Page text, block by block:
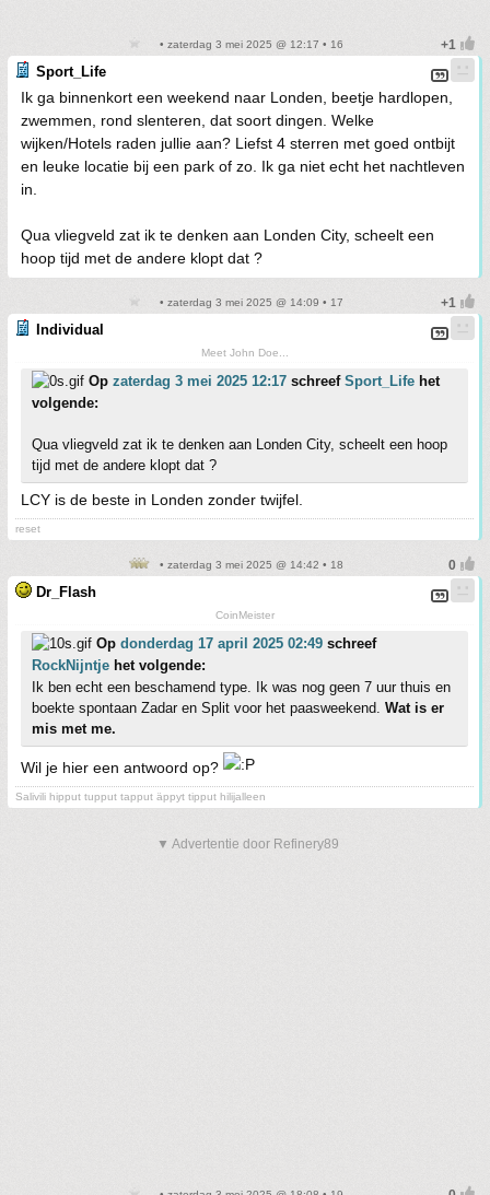
• zaterdag 3 mei 2025 @ 12:17 • 16
Sport_Life
Ik ga binnenkort een weekend naar Londen, beetje hardlopen,
zwemmen, rond slenteren, dat soort dingen. Welke
wijken/Hotels raden jullie aan? Liefst 4 sterren met goed ontbijt
en leuke locatie bij een park of zo. Ik ga niet echt het nachtleven
in.
Qua vliegveld zat ik te denken aan Londen City, scheelt een
hoop tijd met de andere klopt dat ?
• zaterdag 3 mei 2025 @ 14:09 • 17
Individual
Meet John Doe...
Op zaterdag 3 mei 2025 12:17 schreef Sport_Life het
volgende:
Qua vliegveld zat ik te denken aan Londen City, scheelt een hoop
tijd met de andere klopt dat ?
LCY is de beste in Londen zonder twijfel.
reset
• zaterdag 3 mei 2025 @ 14:42 • 18
Dr_Flash
CoinMeister
Op donderdag 17 april 2025 02:49 schreef
RockNijntje het volgende:
Ik ben echt een beschamend type. Ik was nog geen 7 uur thuis en
boekte spontaan Zadar en Split voor het paasweekend. Wat is er
mis met me.
Wil je hier een antwoord op?
Salivili hipput tupput tapput äppyt tipput hilijalleen
▼ Advertentie door Refinery89